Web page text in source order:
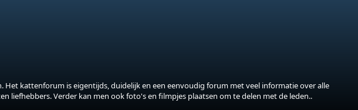
kattenforum is eigentijds, duidelijk en een eenvoudig forum met veel informatie over alle
liefhebbers. Verder kan men ook foto's en filmpjes plaatsen om te delen met de leden..